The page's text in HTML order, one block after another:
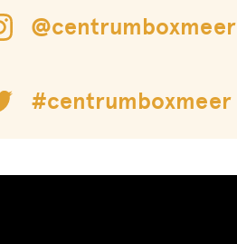
@centrumboxmeer
#centrumboxmeer